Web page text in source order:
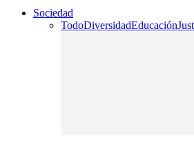
Sociedad
TodoDiversidadEducación